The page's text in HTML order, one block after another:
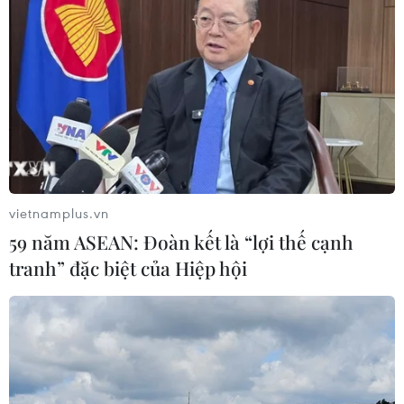
Liên kết "ba nhà": Động lực thúc đẩy
đổi mới sáng tạo và nâng cao chất
lượng FDI
07/08/2026 05:48
BSR phối trộn thành công dầu Diesel
sinh học B5 và B10
07/08/2026 05:02
Cà Mau quảng bá thương hiệu, kết
nối đầu tư, đưa ngành tôm phát triển
07/08/2026 03:04
vietnamplus.vn
59 năm ASEAN: Đoàn kết là “lợi thế cạnh
tranh” đặc biệt của Hiệp hội